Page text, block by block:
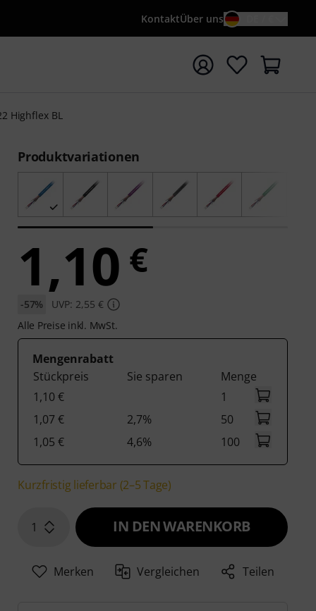
KontaktÜber uns
mit Suchwort {searchTerm} starten
Highflex BL
Produktvariationen
1,10 €
-57%
UVP: 2,55 €
Alle Preise inkl. MwSt.
Mengenrabatt
Stückpreis
Sie sparen
Menge
1,10 €
1
1,07 €
2,7%
50
1,05 €
4,6% 100
Kurzfristig lieferbar (2–5 Tage)
1 IN DEN WARENKORB
Merken Vergleichen Teilen